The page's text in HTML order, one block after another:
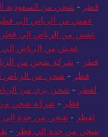
قطر - شحن من السعودية
عفش من الرياض الي قطر
عفش من الرياض الي قطر
عفش من الرياض الي
قطر - شركة شحن من
قطر - شحن من الرياض
لقطر - شحن بري من
قطر - شركة شحن من
لقطر - شحن من جدة الي
شحن من جدة الي قطر -